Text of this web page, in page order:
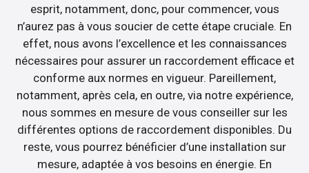
esprit, notamment, donc, pour commencer, vous
n’aurez pas à vous soucier de cette étape cruciale. En
effet, nous avons l’excellence et les connaissances
nécessaires pour assurer un raccordement efficace et
conforme aux normes en vigueur. Pareillement,
notamment, après cela, en outre, via notre expérience,
nous sommes en mesure de vous conseiller sur les
différentes options de raccordement disponibles. Du
reste, vous pourrez bénéficier d’une installation sur
mesure, adaptée à vos besoins en énergie. En